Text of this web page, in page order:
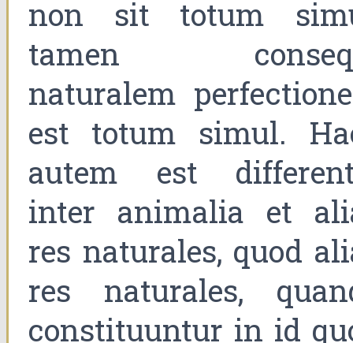
non sit totum
tamen
naturalem
est totum simul.
autem est
inter animalia et
res naturales, quod
res naturales,
constituuntur in id